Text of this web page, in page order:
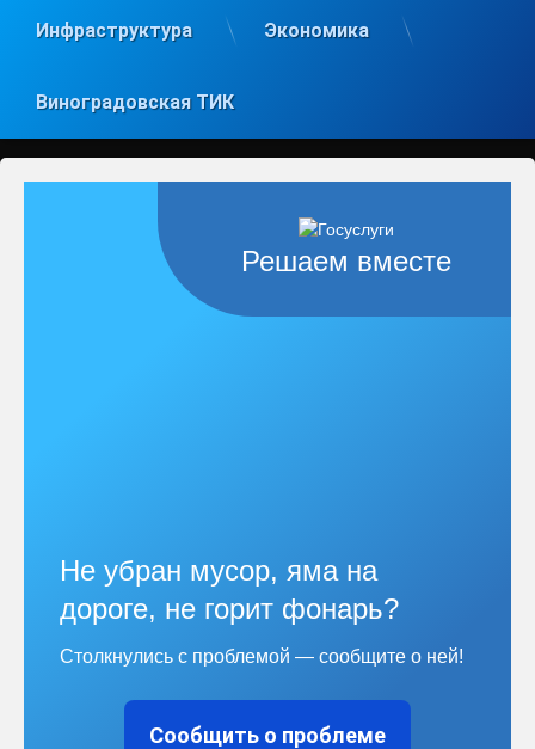
Инфраструктура Экономика
Виноградовская ТИК
Решаем вместе
Не убран мусор, яма на
дороге, не горит фонарь?
Столкнулись с проблемой — сообщите о ней!
Сообщить о проблеме